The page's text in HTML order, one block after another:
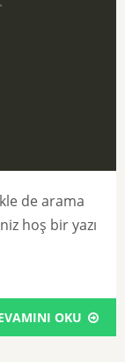
de arama
hoş bir yazı
OKU